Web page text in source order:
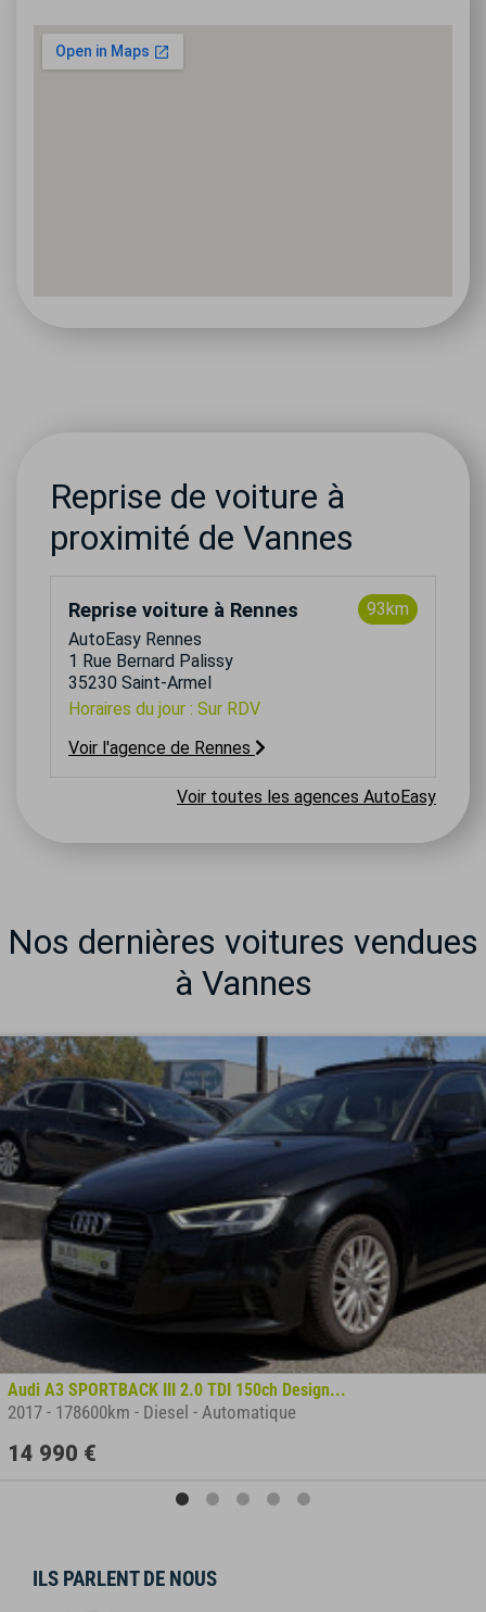
Reprise de voiture à
proximité de Vannes
Reprise voiture à Rennes
93km
AutoEasy Rennes
1 Rue Bernard Palissy
35230 Saint-Armel
Horaires du jour : Sur RDV
Voir l'agence de Rennes
Voir toutes les agences AutoEasy
Nos dernières voitures vendues
à Vannes
Audi A3 SPORTBACK III 2.0 TDI 150ch Design...
2017 - 178600km - Diesel - Automatique
14 990 €
ILS PARLENT DE NOUS